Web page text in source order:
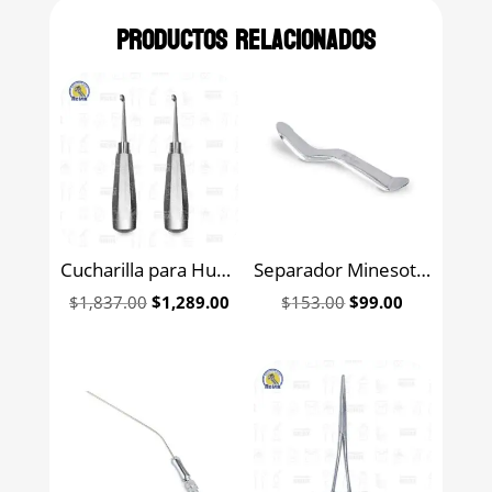
Productos relacionados
Cucharilla para Hueso Jovanovic Hu-Friedy
$1,837.00 Original
$1,289.00 Current
$1,289.00.
Separador Minesota 6B (288)
$153.00Original
$99.00